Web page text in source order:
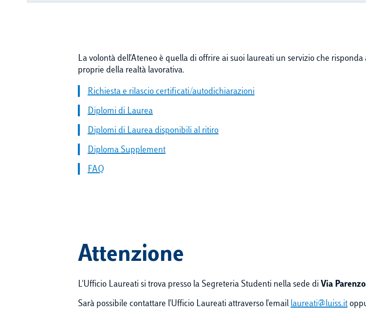
La volontà dell'Ateneo è quella di offrire ai suoi laureati un servizio che
proprie della realtà lavorativa.
Richiesta e rilascio certificati/autodichiarazioni
Diplomi di Laurea
Diplomi di Laurea disponibili al ritiro
Diploma Supplement
FAQ
Attenzione
L'Ufficio Laureati si trova presso la Segreteria Studenti nella sede di Via
Sarà possibile contattare l'Ufficio Laureati attraverso l'email laureati@luiss.it